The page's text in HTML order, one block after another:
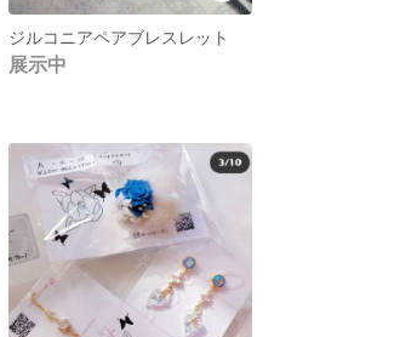
ジルコニアペアブレスレット
展示中